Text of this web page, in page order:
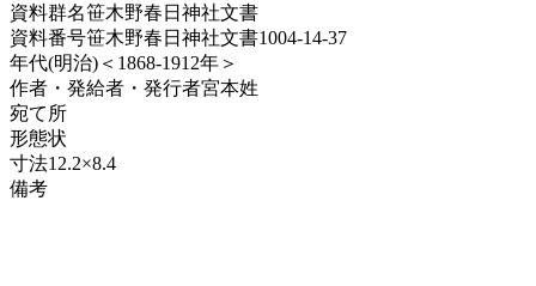
資料群名笹木野春日神社文書
資料番号笹木野春日神社文書1004-14-37
年代(明治)＜1868-1912年＞
作者・発給者・発行者宮本姓
宛て所
形態状
寸法12.2×8.4
備考